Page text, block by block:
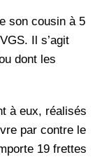
son cousin à 5
Il s’agit
dont les
à eux, réalisés
par contre le
19 frettes